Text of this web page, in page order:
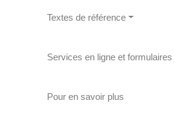
Textes de référence
Services en ligne et formulaires
Pour en savoir plus